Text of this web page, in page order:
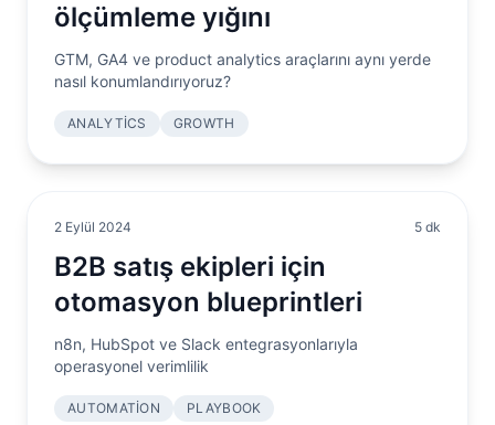
ölçümleme yığını
GTM, GA4 ve product analytics araçlarını aynı yerde
nasıl konumlandırıyoruz?
ANALYTICS GROWTH
2 Eylül 2024 5 dk
B2B satış ekipleri için
otomasyon blueprintleri
n8n, HubSpot ve Slack entegrasyonlarıyla
operasyonel verimlilik
AUTOMATION PLAYBOOK